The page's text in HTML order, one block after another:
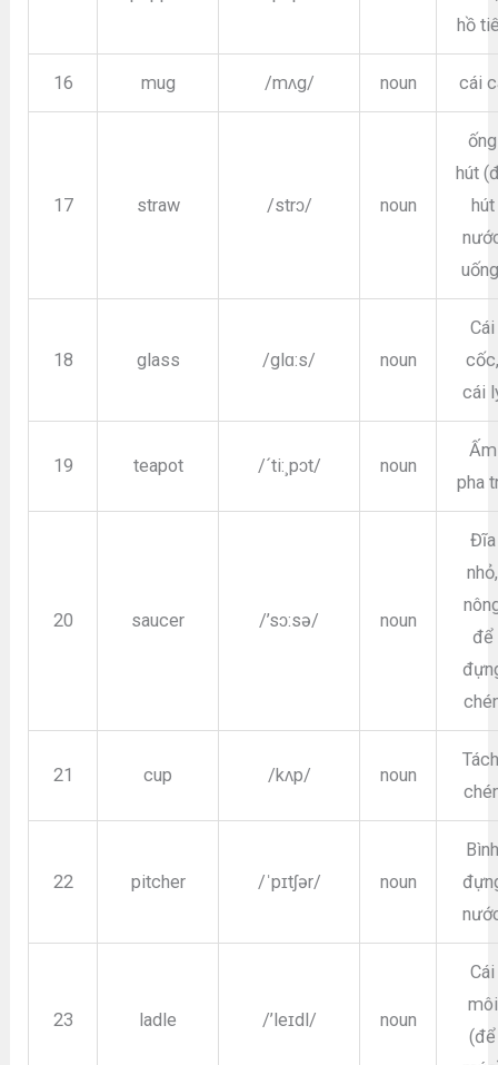
hồ
16 mug /mʌg/ noun cái
17 straw /strɔ/ noun
ống
hút
hút
18 glass /glɑ:s/ noun
Cái
cái
19 teapot /´ti:¸pɔt/ noun
Ấm
pha
20 saucer /’sɔ:sə/ noun
Đĩa
nhỏ,
để
21 cup /kʌp/ noun
22 pitcher /ˈpɪtʃər/ noun
23 ladle /’leɪdl/ noun
Cái
môi
(để